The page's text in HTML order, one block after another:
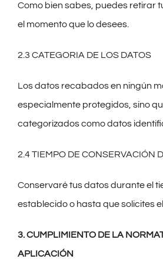
Como bien sabes, puedes retirar
el momento que lo desees.
2.3 CATEGORIA DE LOS DATOS
Los datos recabados en ningún
especialmente protegidos, sino
categorizados como datos
2.4 TIEMPO DE CONSERVACIÓN
Conservaré tus datos durante el
establecido o hasta que solicites
3. CUMPLIMIENTO DE LA
APLICACIÓN